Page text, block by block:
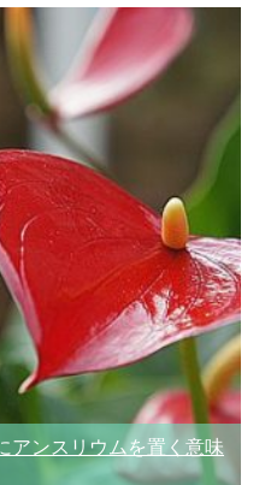
アンスリウムを置く意味